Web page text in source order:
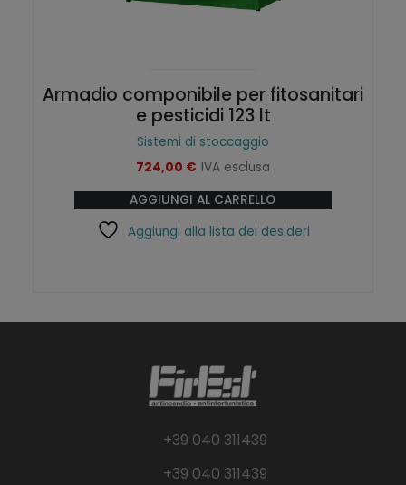
Armadio componibile per fitosanitari
e pesticidi 123 lt
Sistemi di stoccaggio
724,00 € IVA esclusa
AGGIUNGI AL CARRELLO
Aggiungi alla lista dei desideri
+39 040 311439
+39 040 311439